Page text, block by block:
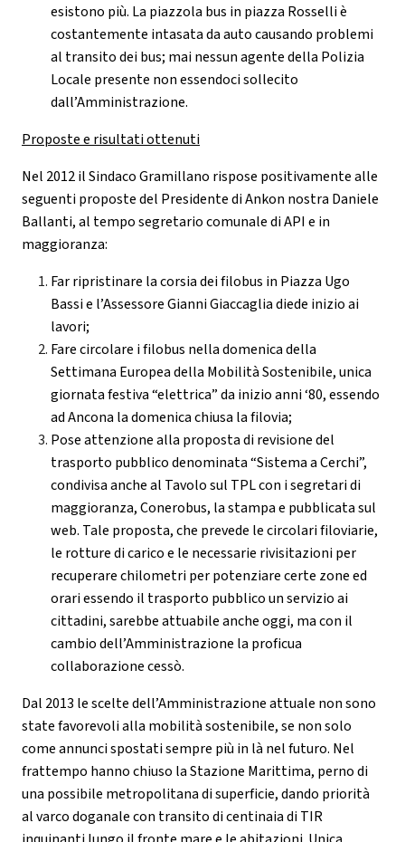
esistono più. La piazzola bus in piazza Rosselli è
costantemente intasata da auto causando problemi
al transito dei bus; mai nessun agente della Polizia
Locale presente non essendoci sollecito
dall’Amministrazione.
Proposte e risultati ottenuti
Nel 2012 il Sindaco Gramillano rispose positivamente alle
seguenti proposte del Presidente di Ankon nostra Daniele
Ballanti, al tempo segretario comunale di API e in
maggioranza:
Far ripristinare la corsia dei filobus in Piazza Ugo
Bassi e l’Assessore Gianni Giaccaglia diede inizio ai
lavori;
Fare circolare i filobus nella domenica della
Settimana Europea della Mobilità Sostenibile, unica
giornata festiva “elettrica” da inizio anni ‘80, essendo
ad Ancona la domenica chiusa la filovia;
Pose attenzione alla proposta di revisione del
trasporto pubblico denominata “Sistema a Cerchi”,
condivisa anche al Tavolo sul TPL con i segretari di
maggioranza, Conerobus, la stampa e pubblicata sul
web. Tale proposta, che prevede le circolari filoviarie,
le rotture di carico e le necessarie rivisitazioni per
recuperare chilometri per potenziare certe zone ed
orari essendo il trasporto pubblico un servizio ai
cittadini, sarebbe attuabile anche oggi, ma con il
cambio dell’Amministrazione la proficua
collaborazione cessò.
Dal 2013 le scelte dell’Amministrazione attuale non sono
state favorevoli alla mobilità sostenibile, se non solo
come annunci spostati sempre più in là nel futuro. Nel
frattempo hanno chiuso la Stazione Marittima, perno di
una possibile metropolitana di superficie, dando priorità
al varco doganale con transito di centinaia di TIR